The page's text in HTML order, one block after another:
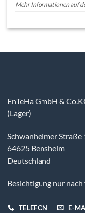
Mehr Informationen auf
EnTeHa GmbH &
(Lager)
Schwanheimer Straße
64625 Bensheim
Deutschland
Besichtigung nur nach
TELEFON E-